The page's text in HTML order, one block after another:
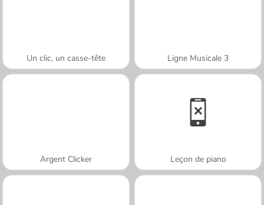
Un clic, un casse-tête Ligne Musicale 3
Argent Clicker Leçon de piano